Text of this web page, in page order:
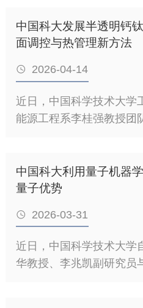
特定问题上实现远超经典
子计算优越性”指的是量
的数学问题上超越现有最
验证了量子力学的计算潜
奇—图灵论题”提供了实验
子计算机的研制积累必要
体现。在这一全球竞争中
州大学推出5
理等领域的关键核心技术
互作用、电压场–电流场
难以在统一架构下完成多
理场超材料发展的核心瓶
术大学信息科学技术学院
院何立群副教授联合浙江
以
FieldControl”为题，发表
AdvancedMaterials。图1.
（ETLM）的结构设计与
创新采用场线引导坐标变
中国科大发展半透明钙
面调控与热管理新方法
 2026-04-14
近日，中国科学技术大学
能源工程系李桂强教授团
中的“药效团”设计思想，
矿太阳能电池的界面分子
提取与热耗散的协同优化
同时显著提升了器件效率
以“Pharmacophore-
题发表于国际期刊
中国科大利用量子机器
量子优势
 2026-03-31
近日，中国科学技术大学
华教授、李兆凯副研究员